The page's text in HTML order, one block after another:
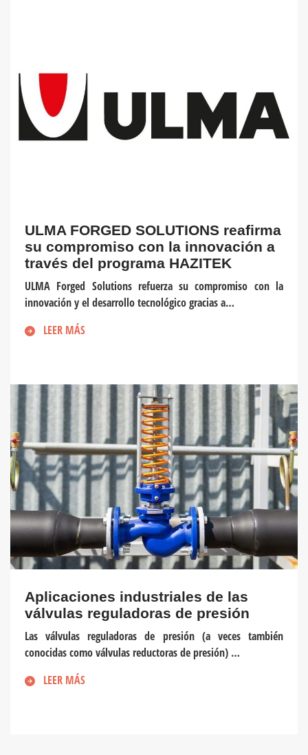
ULMA FORGED SOLUTIONS reafirma
su compromiso con la innovación a
través del programa HAZITEK
ULMA Forged Solutions refuerza su compromiso con la
innovación y el desarrollo tecnológico gracias a…
LEER MÁS
Aplicaciones industriales de las
válvulas reguladoras de presión
Las válvulas reguladoras de presión (a veces también
conocidas como válvulas reductoras de presión) …
LEER MÁS